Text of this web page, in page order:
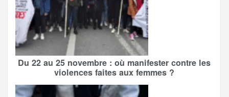
Du 22 au 25 novembre : où manifester contre les
violences faites aux femmes ?